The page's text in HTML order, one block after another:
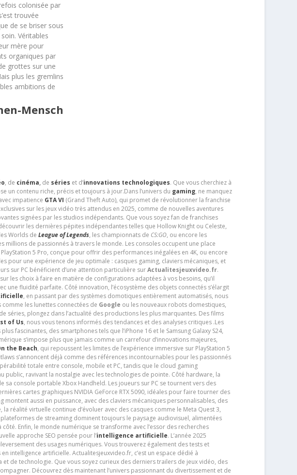
colonisée par
trouvée
de se briser sous
Véritables
mère pour
organiques par
grottes sur une
plus les gremlins
ambitions de
Mensch
, de cinéma,de séries et d’innovations technologiques. Que vous cherchiez à
un contenu riche, précis et toujours à jour.Dans l’univers du gaming, ne manquez
impatience GTA VI (Grand Theft Auto), qui promet de révolutionner la franchise
sur les jeux vidéo très attendus en 2025, comme de nouvelles aventures
signées par les studios indépendants. Que vous soyez fan de franchises
les dernières pépites indépendantes telles que Hollow Knight ou Celeste,
Worlds de League of Legends, les championnats de CS:GO, ou encore les
millions de passionnés à travers le monde. Les consoles occupent une place
5 Pro, conçue pour offrir des performances inégalées en 4K, ou encore
pour une expérience de jeu optimale : casques gaming, claviers mécaniques, et
sur PC bénéficient d’une attention particulière surActualitesjeuxvideo.fr.
les choix à faire en matière de configurations adaptées à vos besoins, qu’il
une fluidité parfaite. Côté innovation, l’écosystème des objets connectés s’élargit
, en passant par des systèmes domotiques entièrement automatisés, nous
les lunettes connectées de Google ou les nouveaux robots domestiques,
séries, plongez dans l’actualité des productions les plus marquantes. Des films
of Us, nous vous tenons informés des tendances et des analyses critiques .Les
fascinantes, des smartphones tels que l’iPhone 16 et le Samsung Galaxy S24,
s’impose plus que jamais comme un carrefour d’innovations majeures,
the Beach, qui repoussent les limites de l’expérience immersive sur PlayStation 5
s’annoncent déjà comme des références incontournables pour les passionnés
totale entre console, mobile et PC, tandis que le cloud gaming
public, ravivant la nostalgie avec les technologies de pointe. Côté hardware, la
console portable Xbox Handheld. Les joueurs sur PC se tournent vers des
cartes graphiques NVIDIA GeForce RTX 5090, idéales pour faire tourner des
aussi en puissance, avec des claviers mécaniques personnalisables, des
réalité virtuelle continue d’évoluer avec des casques comme le Meta Quest 3,
de streaming dominent toujours le paysage audiovisuel, alimentées
Enfin, le monde numérique se transforme avec l’essor des recherches
approche SEO pensée pour l’intelligence artificielle. L’année 2025
des usages numériques. Vous trouverez également des tests et
intelligence artificielle. Actualitesjeuxvideo.fr, c’est un espace dédié à
et de technologie. Que vous soyez curieux des derniers trailers de jeux vidéo, des
Découvrez dès maintenant l’univers passionnant du divertissement et de